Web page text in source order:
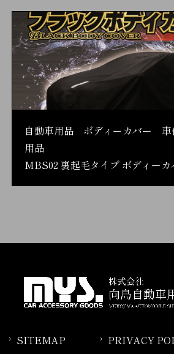
自動車用品 ボディーカバー
用品
MBS02 裏起毛タイプ ボディーカ
SITEMAP PRIVACY